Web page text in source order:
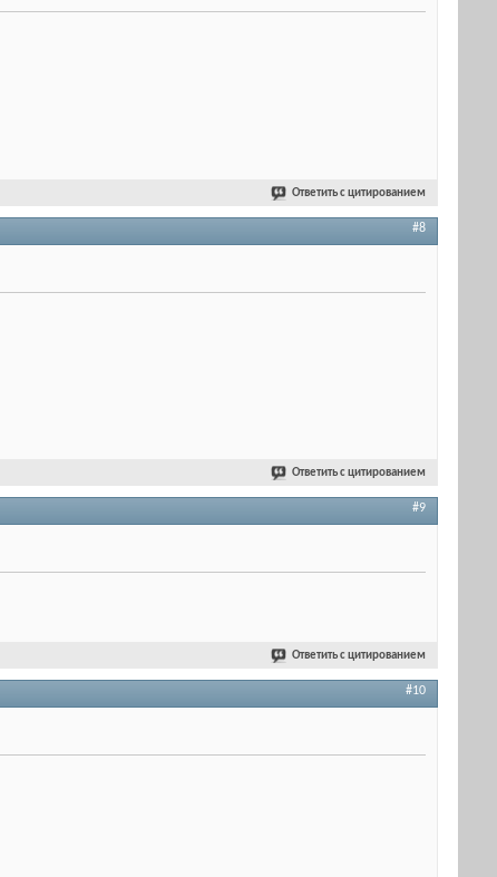
Ответить с цитированием
#8
Ответить с цитированием
#9
Ответить с цитированием
#10